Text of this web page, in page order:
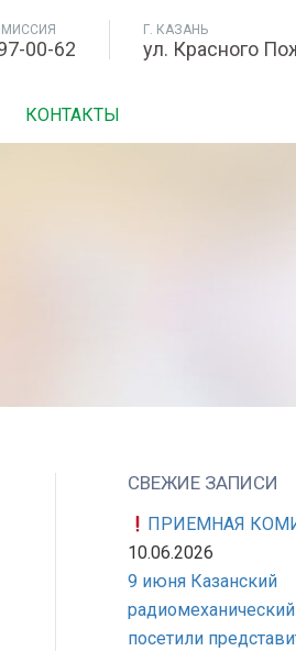
00-62
Г. КАЗАНЬ
ул. Красного
КОНТАКТЫ
СВЕЖИЕ ЗАПИСИ
ПРИЕМНАЯ
10.06.2026
9 июня Казанский
посетили